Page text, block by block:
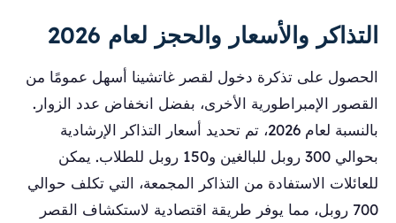
التذاكر والأسعار والحجز لعام 2026
الحصول على تذكرة دخول لقصر غاتشينا أسهل عمومًا من
القصور الإمبراطورية الأخرى، بفضل انخفاض عدد الزوار.
بالنسبة لعام 2026، تم تحديد أسعار التذاكر الإرشادية
بحوالي 300 روبل للبالغين و150 روبل للطلاب. يمكن
للعائلات الاستفادة من التذاكر المجمعة، التي تكلف حوالي
700 روبل، مما يوفر طريقة اقتصادية لاستكشاف القصر